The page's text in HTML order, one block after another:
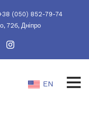
(050) 852-79-74
72б, Дніпро
EN